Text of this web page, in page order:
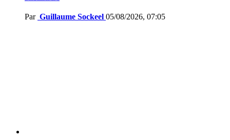
Par Guillaume Sockeel 05/08/2026, 07:05